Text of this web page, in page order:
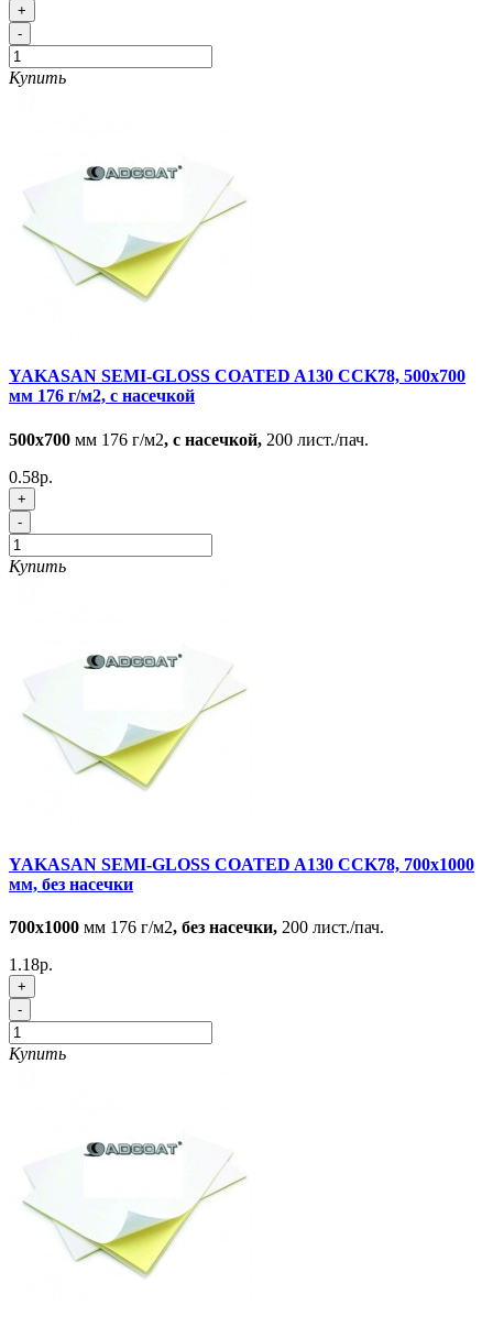
+
-
Купить
YAKASAN SEMI-GLOSS COATED A130 CCK78, 500x700
мм 176 г/м2, c насечкой
500x700 мм 176 г/м2, с насечкой, 200 лист./пач.
0.58р.
+
-
Купить
YAKASAN SEMI-GLOSS COATED A130 CCK78, 700x1000
мм, без насечки
700x1000 мм 176 г/м2, без насечки, 200 лист./пач.
1.18р.
+
-
Купить